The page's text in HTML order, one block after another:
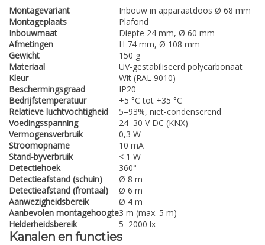
Montagevariant
Inbouw in apparaatdoos Ø 68 mm
Montageplaats
Plafond
Inbouwmaat
Diepte 24 mm, Ø 60 mm
Afmetingen
H 74 mm, Ø 108 mm
Gewicht
150 g
Materiaal
UV-gestabiliseerd polycarbonaat
Kleur
Wit (RAL 9010)
Beschermingsgraad
IP20
Bedrijfstemperatuur
+5 °C tot +35 °C
Relatieve luchtvochtigheid
5–93%, niet-condenserend
Voedingsspanning
24–30 V DC (KNX)
Vermogensverbruik
0,3 W
Stroomopname
10 mA
Stand-byverbruik
< 1 W
Detectiehoek
360°
Detectieafstand (schuin)
Ø 8 m
Detectieafstand (frontaal)
Ø 6 m
Aanwezigheidsbereik
Ø 4 m
Aanbevolen montagehoogte3 m (max. 5 m)
Helderheidsbereik
5–2000 lx
Kanalen en functies